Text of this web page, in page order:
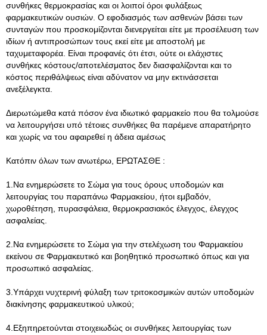
συνθήκες θερμοκρασίας και οι λοιποί όροι φυλάξεως
φαρμακευτικών ουσιών. Ο εφοδιασμός των ασθενών βάσει των
συνταγών που προσκομίζονται διενεργείται είτε με προσέλευση των
ιδίων ή αντιπροσώπων τους εκεί είτε με αποστολή με
ταχυμεταφορέα. Είναι προφανές ότι έτσι, ούτε οι ελάχιστες
συνθήκες κόστους/αποτελέσματος δεν διασφαλίζονται και το
κόστος περιθάλψεως είναι αδύνατον να μην εκτινάσσεται
ανεξέλεγκτα.
Διερωτώμεθα κατά πόσον ένα ιδιωτικό φαρμακείο που θα τολμούσε
να λειτουργήσει υπό τέτοιες συνθήκες θα παρέμενε απαρατήρητο
και χωρίς να του αφαιρεθεί η άδεια αμέσως
Κατόπιν όλων των ανωτέρω, ΕΡΩΤΑΣΘΕ :
1.Να ενημερώσετε το Σώμα για τους όρους υποδομών και
λειτουργίας του παραπάνω Φαρμακείου, ήτοι εμβαδόν,
χωροθέτηση, πυρασφάλεια, θερμοκρασιακός έλεγχος, έλεγχος
ασφαλείας.
2.Να ενημερώσετε το Σώμα για την στελέχωση του Φαρμακείου
εκείνου σε Φαρμακευτικό και βοηθητικό προσωπικό όπως και για
προσωπικό ασφαλείας.
3.Υπάρχει νυχτερινή φύλαξη των τριτοκοσμικών αυτών υποδομών
διακίνησης φαρμακευτικού υλικού;
4.Εξηπηρετούνται στοιχειωδώς οι συνθήκες λειτουργίας των